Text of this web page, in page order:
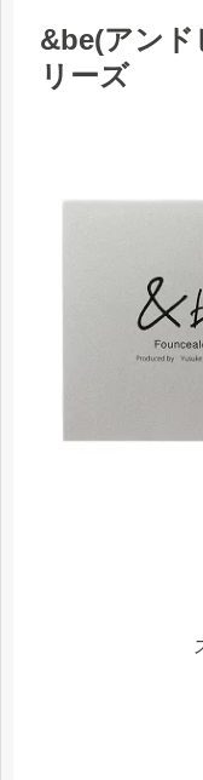
&be(アンド
リーズ